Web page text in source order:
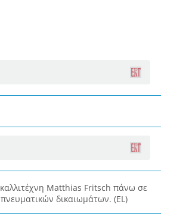
Matthias Fritsch πάνω σε
δικαιωμάτων. (EL)